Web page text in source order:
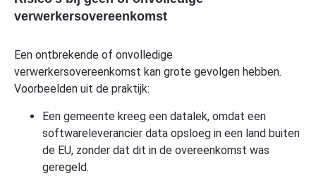
verwerkersovereenkomst
Een ontbrekende of onvolledige
verwerkersovereenkomst kan grote gevolgen hebben.
Voorbeelden uit de praktijk:
Een gemeente kreeg een datalek, omdat een
softwareleverancier data opsloeg in een land buiten
de EU, zonder dat dit in de overeenkomst was
geregeld.